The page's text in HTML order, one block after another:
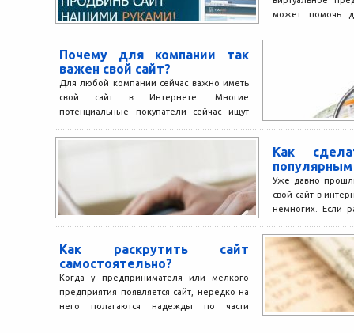
может помочь
Почему для компании так
важен свой сайт?
Для любой компании сейчас важно иметь
свой сайт в Интернете. Многие
потенциальные покупатели сейчас ищут
Как
популярным
Уже давно
свой сайт в
немногих. Если
Как раскрутить сайт
самостоятельно?
Когда у предпринимателя или мелкого
предприятия появляется сайт, нередко на
него полагаются надежды по части